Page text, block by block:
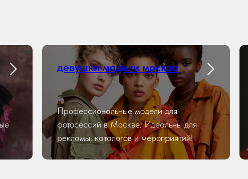
девушки модели москва
Профессиональные модели для
фотосессий в Москве. Идеальны для
рекламы, каталогов и мероприятий!